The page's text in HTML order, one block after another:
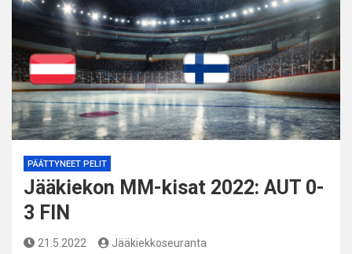
PÄÄTTYNEET PELIT
Jääkiekon MM-kisat 2022: AUT 0-
3 FIN
21.5.2022 Jääkiekkoseuranta